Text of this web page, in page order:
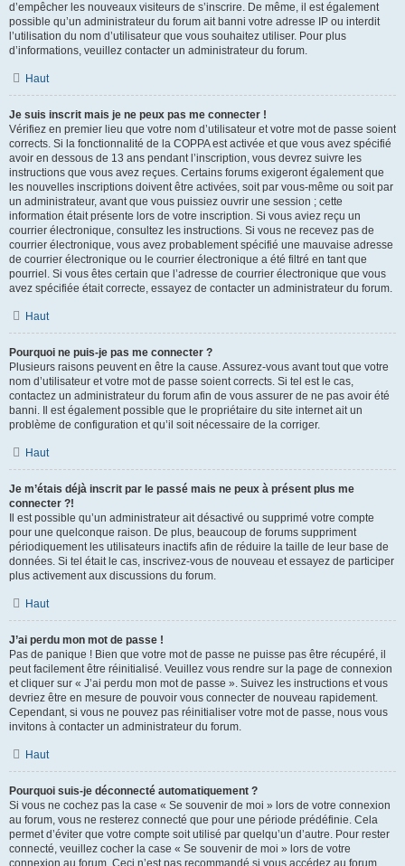
d’empêcher les nouveaux visiteurs de s’inscrire. De même, il est également
possible qu’un administrateur du forum ait banni votre adresse IP ou interdit
l’utilisation du nom d’utilisateur que vous souhaitez utiliser. Pour plus
d’informations, veuillez contacter un administrateur du forum.
Haut
Je suis inscrit mais je ne peux pas me connecter !
Vérifiez en premier lieu que votre nom d’utilisateur et votre mot de passe soient
corrects. Si la fonctionnalité de la COPPA est activée et que vous avez spécifié
avoir en dessous de 13 ans pendant l’inscription, vous devrez suivre les
instructions que vous avez reçues. Certains forums exigeront également que
les nouvelles inscriptions doivent être activées, soit par vous-même ou soit par
un administrateur, avant que vous puissiez ouvrir une session ; cette
information était présente lors de votre inscription. Si vous aviez reçu un
courrier électronique, consultez les instructions. Si vous ne recevez pas de
courrier électronique, vous avez probablement spécifié une mauvaise adresse
de courrier électronique ou le courrier électronique a été filtré en tant que
pourriel. Si vous êtes certain que l’adresse de courrier électronique que vous
avez spécifiée était correcte, essayez de contacter un administrateur du forum.
Haut
Pourquoi ne puis-je pas me connecter ?
Plusieurs raisons peuvent en être la cause. Assurez-vous avant tout que votre
nom d’utilisateur et votre mot de passe soient corrects. Si tel est le cas,
contactez un administrateur du forum afin de vous assurer de ne pas avoir été
banni. Il est également possible que le propriétaire du site internet ait un
problème de configuration et qu’il soit nécessaire de la corriger.
Haut
Je m’étais déjà inscrit par le passé mais ne peux à présent plus me
connecter ?!
Il est possible qu’un administrateur ait désactivé ou supprimé votre compte
pour une quelconque raison. De plus, beaucoup de forums suppriment
périodiquement les utilisateurs inactifs afin de réduire la taille de leur base de
données. Si tel était le cas, inscrivez-vous de nouveau et essayez de participer
plus activement aux discussions du forum.
Haut
J’ai perdu mon mot de passe !
Pas de panique ! Bien que votre mot de passe ne puisse pas être récupéré, il
peut facilement être réinitialisé. Veuillez vous rendre sur la page de connexion
et cliquer sur « J’ai perdu mon mot de passe ». Suivez les instructions et vous
devriez être en mesure de pouvoir vous connecter de nouveau rapidement.
Cependant, si vous ne pouvez pas réinitialiser votre mot de passe, nous vous
invitons à contacter un administrateur du forum.
Haut
Pourquoi suis-je déconnecté automatiquement ?
Si vous ne cochez pas la case « Se souvenir de moi » lors de votre connexion
au forum, vous ne resterez connecté que pour une période prédéfinie. Cela
permet d’éviter que votre compte soit utilisé par quelqu’un d’autre. Pour rester
connecté, veuillez cocher la case « Se souvenir de moi » lors de votre
connexion au forum. Ceci n’est pas recommandé si vous accédez au forum